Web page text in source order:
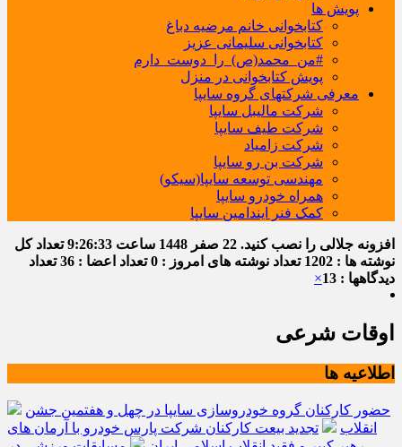
پویش ها
کتابخوانی خانم مرضیه دباغ
کتابخوانی سلیمانی عزیز
#من_محمد(ص)_را_دوست_دارم
پویش کتابخوانی در منزل
معرفی شرکتهای گروه سایپا
شرکت مالیبل سایپا
شرکت طیف سایپا
شرکت زامیاد
شرکت بن رو سایپا
مهندسی توسعه سایپا(سیکو)
همراه خودرو سایپا
کمک فنر ایندامین سایپا
افزونه جلالی را نصب کنید. 22 صفر 1448 ساعت 9:26:33تعداد کل
نوشته ها : 1202
تعداد نوشته های امروز : 0 تعداد اعضا : 36
تعداد
دیدگاهها : 13
×
اوقات شرعی
اطلاعیه ها
حضور کارکنان گروه خودروسازی سایپا در چهل و هفتمین جشن
انقلاب
تجدید بیعت کارکنان شرکت پارس خودرو با آرمان های